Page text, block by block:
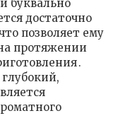
буквально
достаточно
позволяет ему
протяжении